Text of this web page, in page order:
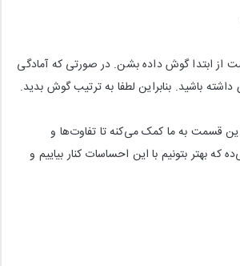
از ابتدا گوش داده بشن. در صورتی که آمادگی
داشته باشید. بنابراین لطفا به ترتیب گوش بدید.
قسمت به ما کمک می‌کنه تا تفاوت‌ها و
بهتر بتونیم با این احساسات کنار بیاییم و